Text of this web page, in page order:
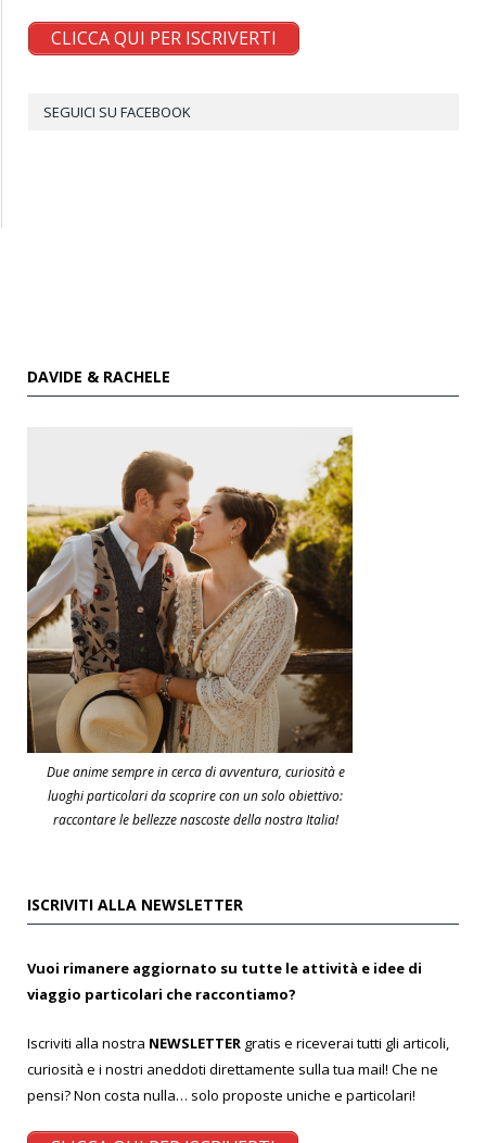
CLICCA QUI PER ISCRIVERTI
SEGUICI SU FACEBOOK
DAVIDE & RACHELE
Due anime sempre in cerca di avventura, curiosità e
luoghi particolari da scoprire con un solo obiettivo:
raccontare le bellezze nascoste della nostra Italia!
ISCRIVITI ALLA NEWSLETTER
Vuoi rimanere aggiornato su tutte le attività e idee di
viaggio particolari che raccontiamo?
Iscriviti alla nostra NEWSLETTER gratis e riceverai tutti gli articoli,
curiosità e i nostri aneddoti direttamente sulla tua mail! Che ne
pensi? Non costa nulla… solo proposte uniche e particolari!